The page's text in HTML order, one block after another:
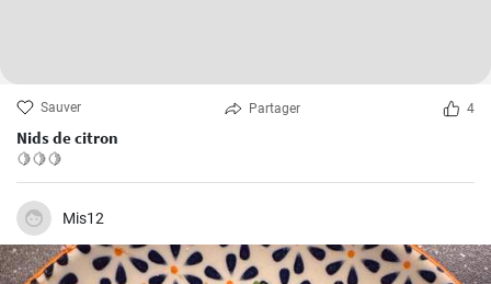
Sauver Partager 4
Nids de citron
🍋🍋🍋
Mis12